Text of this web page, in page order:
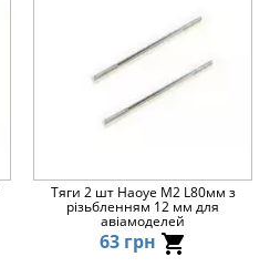
Тяги 2 шт Haoye M2 L80мм з
різьбленням 12 мм для
авіамоделей
63 грн